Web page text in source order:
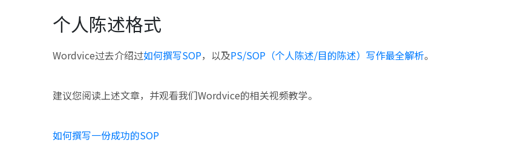
个人陈述格式
Wordvice过去介绍过如何撰写SOP，以及PS/SOP（个人陈述/目的陈述）写作最全解析。
建议您阅读上述文章，并观看我们Wordvice的相关视频教学。
如何撰写一份成功的SOP